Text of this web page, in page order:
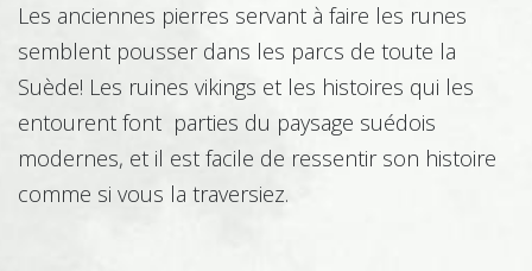
Boucherie Charcuterie Traiteur
Chimie
Les anciennes pierres servant à faire les runes
semblent pousser dans les parcs de toute la
Suède! Les ruines vikings et les histoires qui les
entourent font parties du paysage suédois
modernes, et il est facile de ressentir son histoire
comme si vous la traversiez.